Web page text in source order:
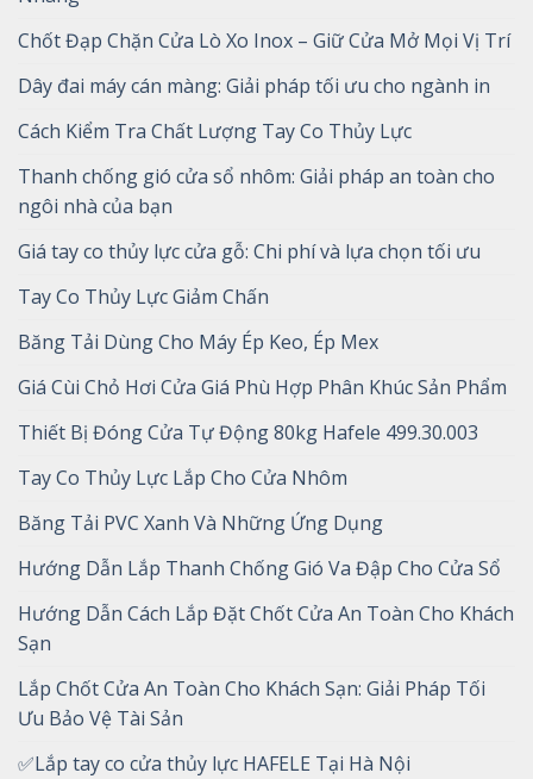
Chốt Đạp Chặn Cửa Lò Xo Inox – Giữ Cửa Mở Mọi Vị Trí
Dây đai máy cán màng: Giải pháp tối ưu cho ngành in
Cách Kiểm Tra Chất Lượng Tay Co Thủy Lực
Thanh chống gió cửa sổ nhôm: Giải pháp an toàn cho
ngôi nhà của bạn
Giá tay co thủy lực cửa gỗ: Chi phí và lựa chọn tối ưu
Tay Co Thủy Lực Giảm Chấn
Băng Tải Dùng Cho Máy Ép Keo, Ép Mex
Giá Cùi Chỏ Hơi Cửa Giá Phù Hợp Phân Khúc Sản Phẩm
Thiết Bị Đóng Cửa Tự Động 80kg Hafele 499.30.003
Tay Co Thủy Lực Lắp Cho Cửa Nhôm
Băng Tải PVC Xanh Và Những Ứng Dụng
Hướng Dẫn Lắp Thanh Chống Gió Va Đập Cho Cửa Sổ
Hướng Dẫn Cách Lắp Đặt Chốt Cửa An Toàn Cho Khách
Sạn
Lắp Chốt Cửa An Toàn Cho Khách Sạn: Giải Pháp Tối
Ưu Bảo Vệ Tài Sản
✅Lắp tay co cửa thủy lực HAFELE Tại Hà Nội